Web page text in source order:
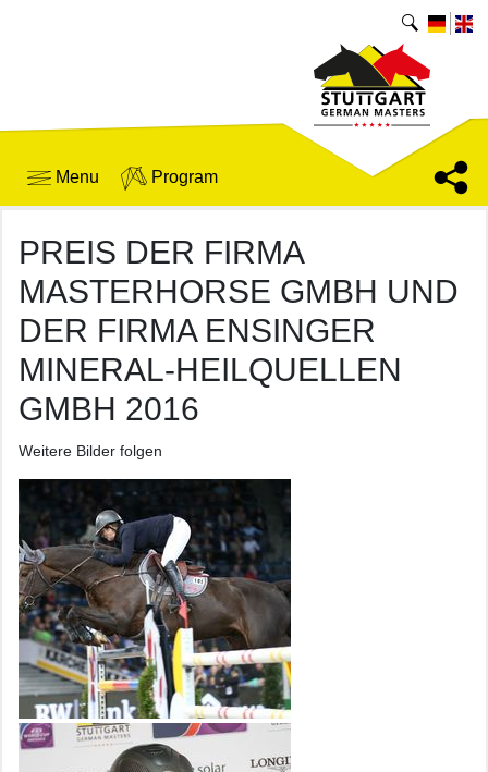
Menu Program
PREIS DER FIRMA
MASTERHORSE GMBH UND
DER FIRMA ENSINGER
MINERAL-HEILQUELLEN
GMBH 2016
Weitere Bilder folgen